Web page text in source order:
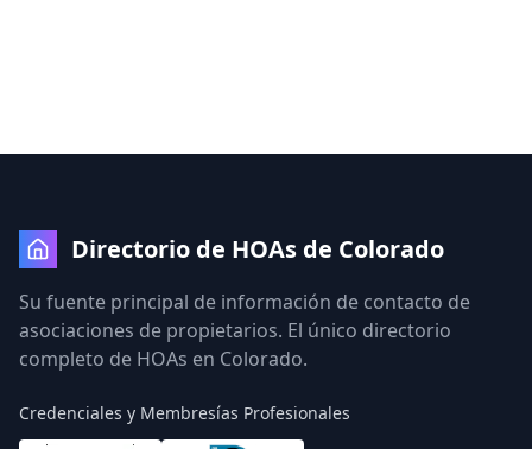
Directorio de HOAs de Colorado
Su fuente principal de información de contacto de
asociaciones de propietarios. El único directorio
completo de HOAs en Colorado.
Credenciales y Membresías Profesionales